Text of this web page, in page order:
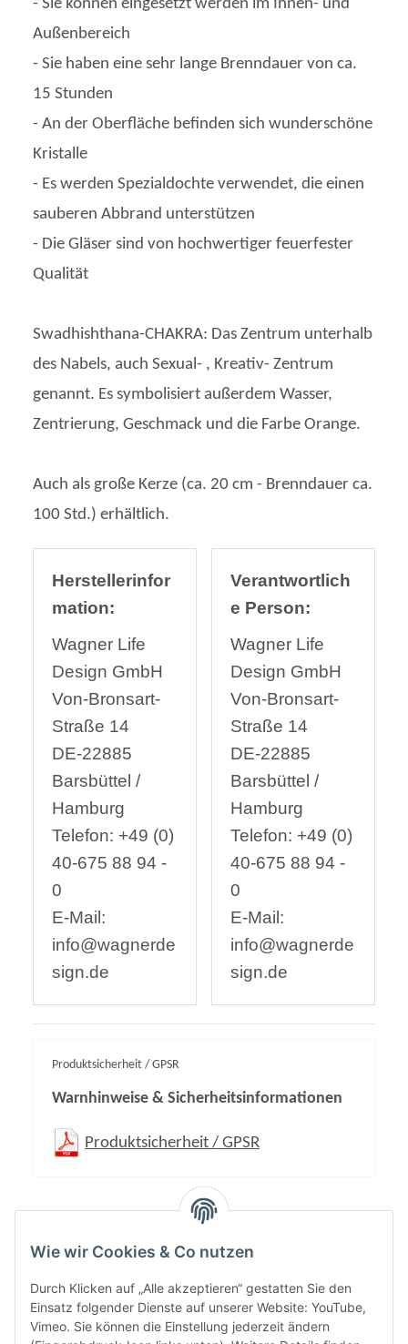
- Sie können eingesetzt werden im Innen- und
Außenbereich
- Sie haben eine sehr lange Brenndauer von ca.
15 Stunden
- An der Oberfläche befinden sich wunderschöne
Kristalle
- Es werden Spezialdochte verwendet, die einen
sauberen Abbrand unterstützen
- Die Gläser sind von hochwertiger feuerfester
Qualität
Swadhishthana-CHAKRA: Das Zentrum unterhalb
des Nabels, auch Sexual- , Kreativ- Zentrum
genannt. Es symbolisiert außerdem Wasser,
Zentrierung, Geschmack und die Farbe Orange.
Auch als große Kerze (ca. 20 cm - Brenndauer ca.
100 Std.) erhältlich.
Herstellerinfor
mation:
Wagner Life
Design GmbH
Von-Bronsart-
Straße 14
DE-22885
Barsbüttel /
Hamburg
Telefon: +49 (0)
40-675 88 94 -
0
E-Mail:
info@wagnerde
sign.de
Verantwortlich
e Person:
Wagner Life
Design GmbH
Von-Bronsart-
Straße 14
DE-22885
Barsbüttel /
Hamburg
Telefon: +49 (0)
40-675 88 94 -
0
E-Mail:
info@wagnerde
sign.de
Produktsicherheit / GPSR
Warnhinweise & Sicherheitsinformationen
Produktsicherheit / GPSR
Wie wir Cookies & Co nutzen
Durch Klicken auf „Alle akzeptieren“ gestatten Sie den
Einsatz folgender Dienste auf unserer Website: YouTube,
Vimeo. Sie können die Einstellung jederzeit ändern